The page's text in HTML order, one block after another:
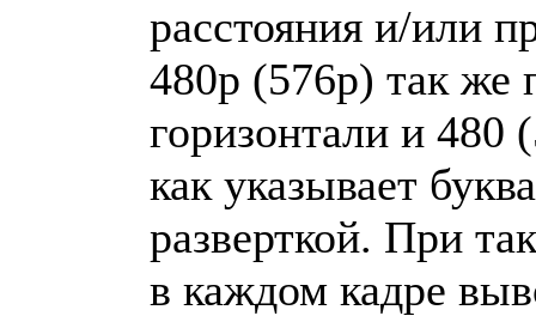
расстояния и/или
480p (576p) так же
горизонтали и 480
как указывает
разверткой. При
в каждом кадре